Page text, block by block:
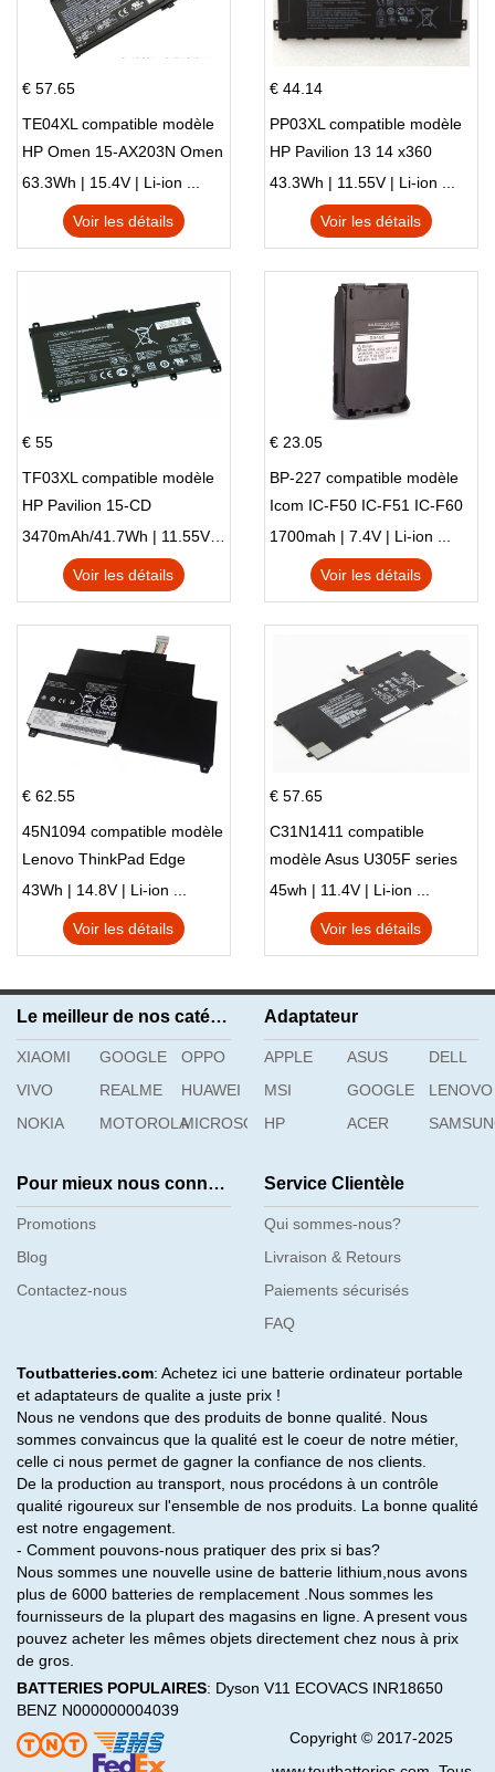
€ 57.65
TE04XL compatible modèle
HP Omen 15-AX203N Omen
15 Series Pavilion 15 Series
63.3Wh | 15.4V | Li-ion ...
Voir les détails
€ 44.14
PP03XL compatible modèle
HP Pavilion 13 14 x360
L83388-AC1 L83388-421
HSTNN-LB8S M01118-421
M01144-005 13-BB 14-DV
43.3Wh | 11.55V | Li-ion ...
Voir les détails
€ 55
TF03XL compatible modèle
HP Pavilion 15-CD
3470mAh/41.7Wh | 11.55V | Li-ion ...
Voir les détails
€ 23.05
BP-227 compatible modèle
Icom IC-F50 IC-F51 IC-F60
IC-F61 IC-M87
1700mah | 7.4V | Li-ion ...
Voir les détails
€ 62.55
45N1094 compatible modèle
Lenovo ThinkPad Edge
S230u Twist
43Wh | 14.8V | Li-ion ...
Voir les détails
€ 57.65
C31N1411 compatible
modèle Asus U305F series
45wh | 11.4V | Li-ion ...
Voir les détails
Le meilleur de nos catégories
XIAOMI GOOGLE
OPPO
VIVO
REALME
HUAWEI
NOKIA
MOTOROLAMICROSOFT
Adaptateur
APPLE ASUS
DELL
MSI
GOOGLE
LENOVO
HP
ACER
Pour mieux nous connaître
Promotions
Blog
Contactez-nous
Service Clientèle
Qui sommes-nous?
Livraison & Retours
Paiements sécurisés
FAQ
Toutbatteries.com: Achetez ici une batterie ordinateur portable
et adaptateurs de qualite a juste prix !
Nous ne vendons que des produits de bonne qualité. Nous
sommes convaincus que la qualité est le coeur de notre métier,
celle ci nous permet de gagner la confiance de nos clients.
De la production au transport, nous procédons à un contrôle
qualité rigoureux sur l'ensemble de nos produits. La bonne qualité
est notre engagement.
- Comment pouvons-nous pratiquer des prix si bas?
Nous sommes une nouvelle usine de batterie lithium,nous avons
plus de 6000 batteries de remplacement .Nous sommes les
fournisseurs de la plupart des magasins en ligne. A present vous
pouvez acheter les mêmes objets directement chez nous à prix
de gros.
BATTERIES POPULAIRES: Dyson V11 ECOVACS INR18650
BENZ N000000004039
Copyright © 2017-2025